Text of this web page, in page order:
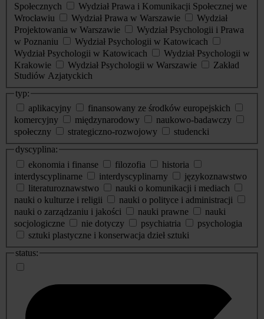
Społecznych
Wydział Prawa i Komunikacji Społecznej we
Wrocławiu
Wydział Prawa w Warszawie
Wydział
Projektowania w Warszawie
Wydział Psychologii i Prawa
w Poznaniu
Wydział Psychologii w Katowicach
Wydział Psychologii w Katowicach
Wydział Psychologii w
Krakowie
Wydział Psychologii w Warszawie
Zakład
Studiów Azjatyckich
typ:
aplikacyjny
finansowany ze środków europejskich
komercyjny
międzynarodowy
naukowo-badawczy
społeczny
strategiczno-rozwojowy
studencki
dyscyplina:
ekonomia i finanse
filozofia
historia
interdyscyplinarne
interdyscyplinarny
językoznawstwo
literaturoznawstwo
nauki o komunikacji i mediach
nauki o kulturze i religii
nauki o polityce i administracji
nauki o zarządzaniu i jakości
nauki prawne
nauki
socjologiczne
nie dotyczy psychiatria
psychologia
sztuki plastyczne i konserwacja dzieł sztuki
status: